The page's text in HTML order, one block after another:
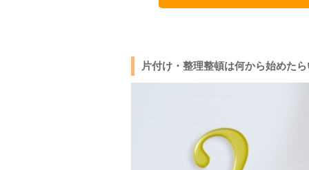
片付け・整理整頓は何から始めた